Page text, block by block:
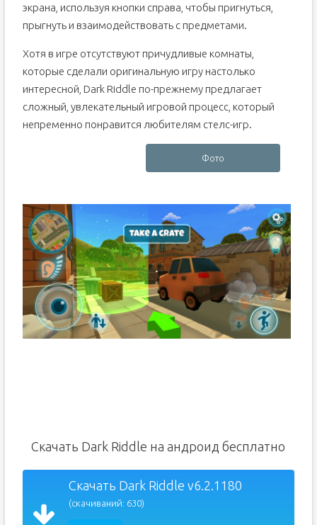
экрана, используя кнопки справа, чтобы пригнуться,
прыгнуть и взаимодействовать с предметами.
Хотя в игре отсутствуют причудливые комнаты,
которые сделали оригинальную игру настолько
интересной, Dark Riddle по-прежнему предлагает
сложный, увлекательный игровой процесс, который
непременно понравится любителям стелс-игр.
Фото
Скачать Dark Riddle на андроид бесплатно
Скачать Dark Riddle v6.2.1180
(скачиваний: 630)